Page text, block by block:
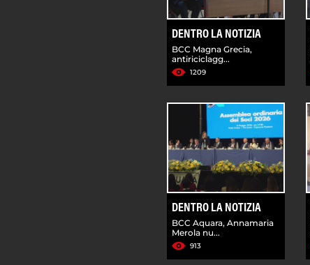
DENTRO LA NOTIZIA
BCC Magna Grecia,
antiriciclagg...
1209
DENTRO LA NOTIZIA
BCC Aquara, Annamaria
Merola nu...
913